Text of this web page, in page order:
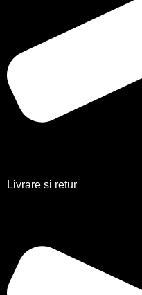
Livrare si retur